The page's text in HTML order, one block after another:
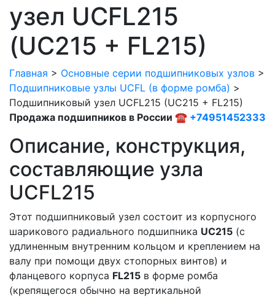
узел UCFL215
(UC215 + FL215)
Главная > Основные серии подшипниковых узлов >
Подшипниковые узлы UCFL (в форме ромба) >
Подшипниковый узел UCFL215 (UC215 + FL215)
Продажа подшипников в России ☎ +74951452333
Описание, конструкция,
составляющие узла
UCFL215
Этот подшипниковый узел состоит из корпусного
шарикового радиального подшипника UС215 (с
удлиненным внутренним кольцом и креплением на
валу при помощи двух стопорных винтов) и
фланцевого корпуса FL215 в форме ромба
(крепящегося обычно на вертикальной